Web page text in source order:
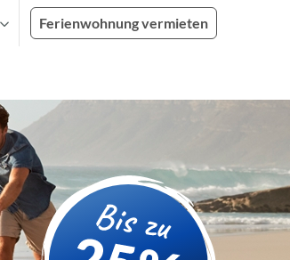
Ferienwohnung vermieten